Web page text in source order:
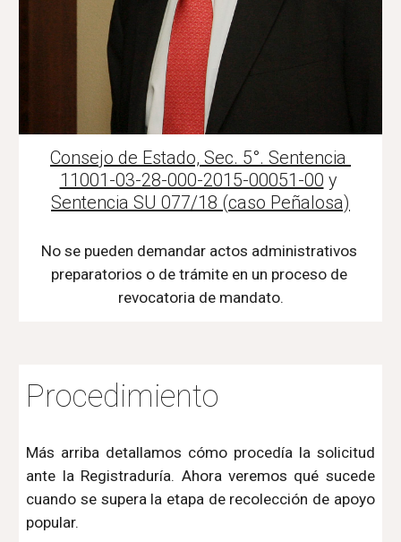
Consejo de Estado, Sec. 5°. Sentencia
11001-03-28-000-2015-00051-00
Sentencia SU 077/18 (caso Peñalosa)
No se pueden demandar actos administrativos
preparatorios o de trámite en un proceso de
revocatoria de mandato.
Procedimiento
Más arriba detallamos cómo procedía la solicitud
ante la Registraduría. Ahora veremos qué sucede
cuando se supera la etapa de recolección de apoyo
popular.